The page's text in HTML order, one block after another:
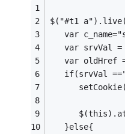
$("#t1
var
var srvVal =
var oldHref
if(srvVal
   }else{